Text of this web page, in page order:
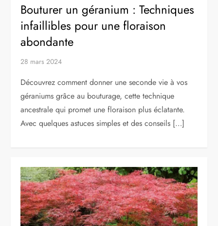
Bouturer un géranium : Techniques
infaillibles pour une floraison
abondante
28 mars 2024
Découvrez comment donner une seconde vie à vos
géraniums grâce au bouturage, cette technique
ancestrale qui promet une floraison plus éclatante.
Avec quelques astuces simples et des conseils […]